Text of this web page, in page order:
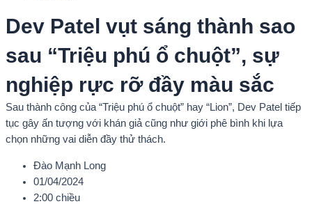
Dev Patel vụt sáng thành sao
sau “Triệu phú ổ chuột”, sự
nghiệp rực rỡ đầy màu sắc
Sau thành công của “Triệu phú ổ chuột” hay “Lion”, Dev Patel tiếp
tục gây ấn tượng với khán giả cũng như giới phê bình khi lựa
chọn những vai diễn đầy thử thách.
Đào Mạnh Long
01/04/2024
2:00 chiều